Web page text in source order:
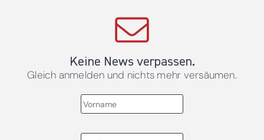
Keine News verpassen.
Gleich anmelden und nichts mehr versäumen.